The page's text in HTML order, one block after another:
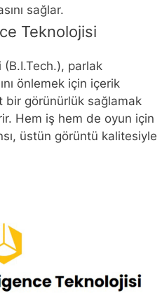
sağlar.
Teknolojisi
(B.I.Tech.), parlak
önlemek için içerik
bir görünürlük sağlamak
Hem iş hem de oyun için
üstün görüntü kalitesiyle